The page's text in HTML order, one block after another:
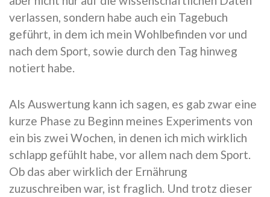
verlassen, sondern habe auch ein Tagebuch
geführt, in dem ich mein Wohlbefinden vor und
nach dem Sport, sowie durch den Tag hinweg
notiert habe.
Als Auswertung kann ich sagen, es gab zwar eine
kurze Phase zu Beginn meines Experiments von
ein bis zwei Wochen, in denen ich mich wirklich
schlapp gefühlt habe, vor allem nach dem Sport.
Ob das aber wirklich der Ernährung
zuzuschreiben war, ist fraglich. Und trotz dieser